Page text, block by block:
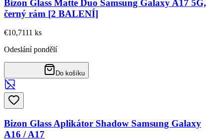
Bizon Glass Matte Duo Samsung Galaxy A17 5G,
černý rám [2 BALENÍ]
€10,7111 ks
Odeslání pondělí
Do košíku
Bizon Glass Aplikátor Shadow Samsung Galaxy
A16 / A17